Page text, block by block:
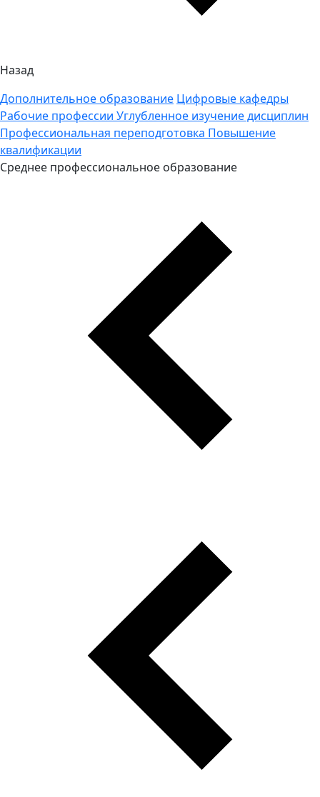
Назад
Дополнительное образование Цифровые кафедры
Рабочие профессии Углубленное изучение дисциплин
Профессиональная переподготовка Повышение
квалификации
Среднее профессиональное образование